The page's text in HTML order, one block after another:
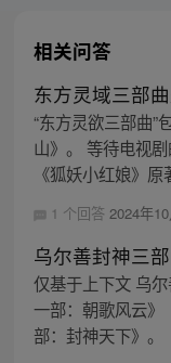
相关问答
东方灵域三部
“东方灵欲三部曲”
山》。 等待电视
《狐妖小红娘》原
1 个回答 2024年
乌尔善封神三
仅基于上下文 乌
一部：朝歌风云》
部：封神天下》。